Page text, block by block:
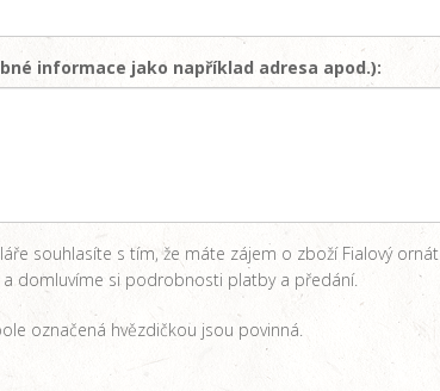
informace jako například adresa apod.):
souhlasíte s tím, že máte zájem o zboží Fialový
domluvíme si podrobnosti platby a předání.
označená hvězdičkou jsou povinná.